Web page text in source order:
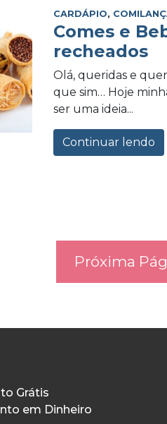
CARDÁPIO,
Comes e
recheados
Olá, queridas e
que sim… Hoje
ser uma ideia...
Continuar lendo
Próxima
Grátis
em Dinheiro